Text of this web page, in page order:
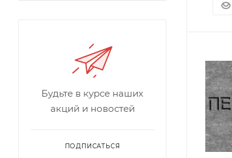
Будьте в курсе наших
акций и новостей
ПОДПИСАТЬСЯ